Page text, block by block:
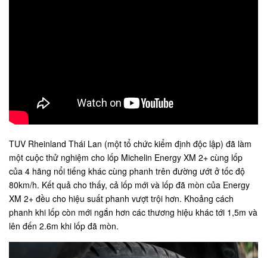
TUV Rheinland Thái Lan (một tổ chức kiểm định độc lập) đã làm
một cuộc thử nghiệm cho lốp Michelin Energy XM 2+ cùng lốp
của 4 hãng nổi tiếng khác cùng phanh trên đường ướt ở tốc độ
80km/h. Kết quả cho thấy, cả lốp mới và lốp đã mòn của Energy
XM 2+ đều cho hiệu suất phanh vượt trội hơn. Khoảng cách
phanh khi lốp còn mới ngắn hơn các thương hiệu khác tới 1,5m và
lên đến 2.6m khi lốp đã mòn.